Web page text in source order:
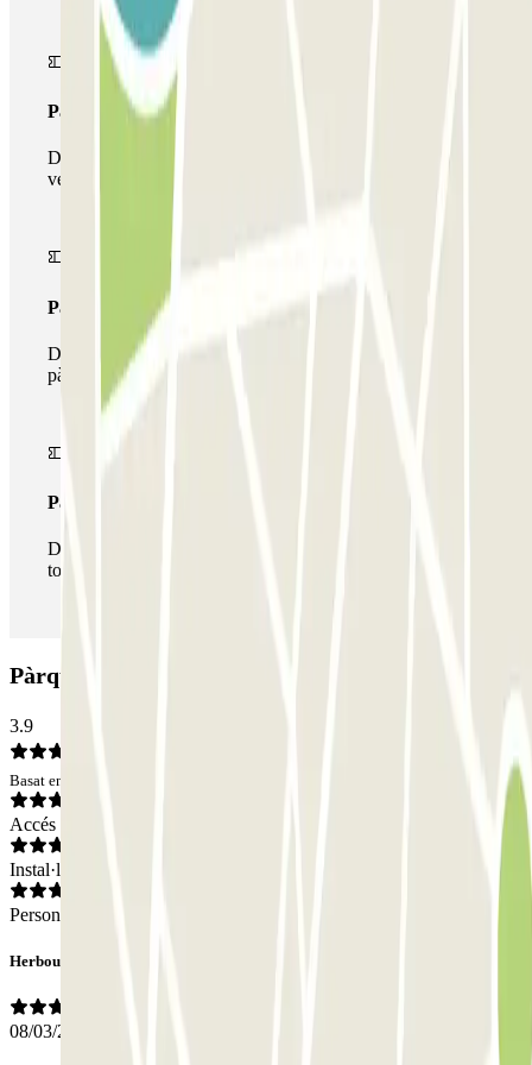
Passi simple
Durant la teva estada podràs entrar i sortir una única
vegada al pàrquing
Passi multipàrquing
Durant la teva estada podràs fer ús de tota la xarxa de
pàrquings d'aquest operador disponibles a Parclick.
Passi il·limitat
Durant la teva estada podràs entrar i sortir del pàrquing
totes les vegades que vulguis.
Pàrquing Q-Park Pharo: Opinions
3.9
Basat en 20 opinions
Accés
Instal·lacions
Personal
Herbouze
08/03/2026